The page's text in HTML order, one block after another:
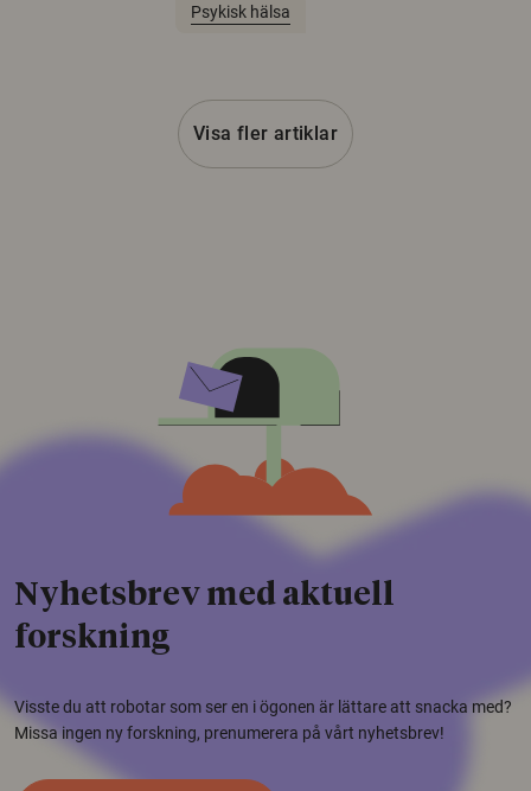
Psykisk hälsa
Visa fler artiklar
Nyhetsbrev med aktuell
forskning
Visste du att robotar som ser en i ögonen är lättare att snacka med?
Missa ingen ny forskning, prenumerera på vårt nyhetsbrev!